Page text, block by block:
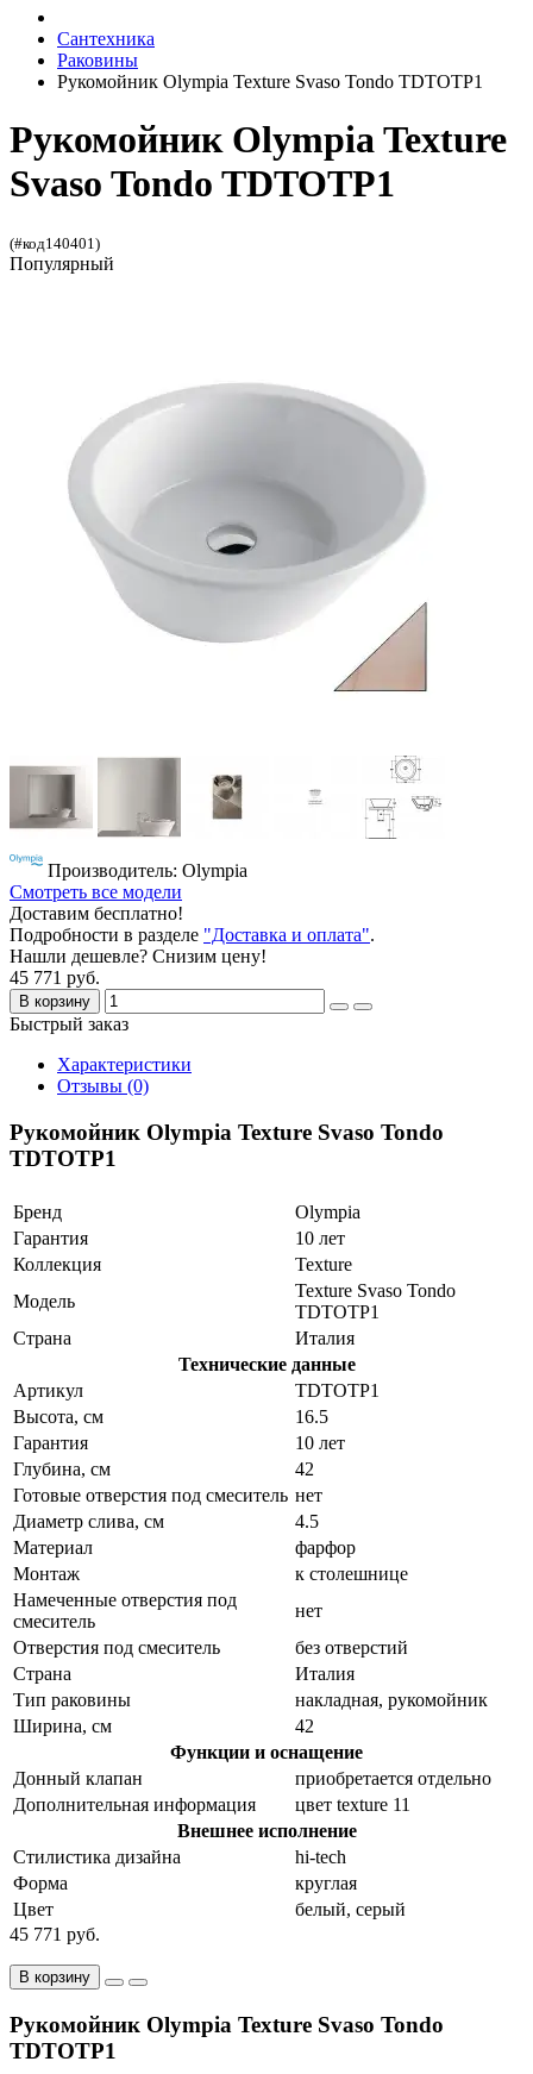
Сантехника
Раковины
Рукомойник Olympia Texture Svaso Tondo TDTOTP1
Рукомойник Olympia Texture
Svaso Tondo TDTOTP1
(#код140401)
Популярный
Производитель: Olympia
Смотреть все модели
Доставим бесплатно!
Подробности в разделе "Доставка и оплата".
Нашли дешевле? Снизим цену!
45 771 руб.
В корзину
Быстрый заказ
Характеристики
Отзывы (0)
Рукомойник Olympia Texture Svaso Tondo
TDTOTP1
Бренд
Olympia
Гарантия
10 лет
Коллекция
Texture
Модель
Texture Svaso Tondo
TDTOTP1
Страна
Италия
Технические данные
Артикул
TDTOTP1
Высота, см
16.5
Гарантия
10 лет
Глубина, см
42
Готовые отверстия под смеситель нет
Диаметр слива, см
4.5
Материал
фарфор
Монтаж
к столешнице
Намеченные отверстия под
смеситель
нет
Отверстия под смеситель
без отверстий
Страна
Италия
Тип раковины
накладная, рукомойник
Ширина, см
42
Функции и оснащение
Донный клапан
приобретается отдельно
Дополнительная информация
цвет texture 11
Внешнее исполнение
Стилистика дизайна
hi-tech
Форма
круглая
Цвет
белый, серый
45 771 руб.
В корзину
Рукомойник Olympia Texture Svaso Tondo
TDTOTP1